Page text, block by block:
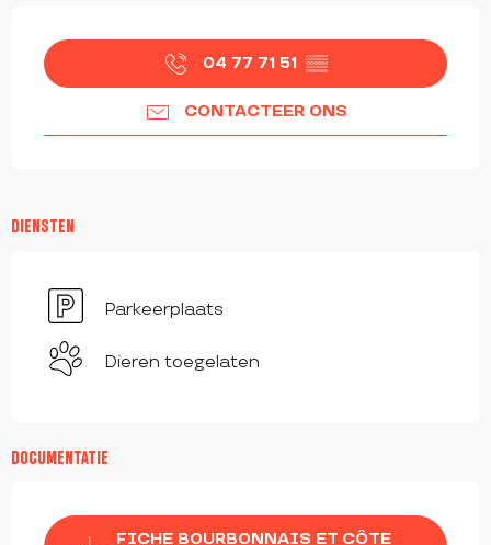
OPENINGSTIJDEN EN
04 77 71 51 ▒▒
CONTACTEER ONS
DIENSTEN
Parkeerplaats
Dieren toegelaten
DOCUMENTATIE
FICHE BOURBONNAIS ET CÔTE